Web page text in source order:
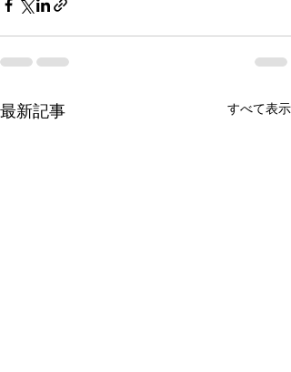
最新記事 すべて表示